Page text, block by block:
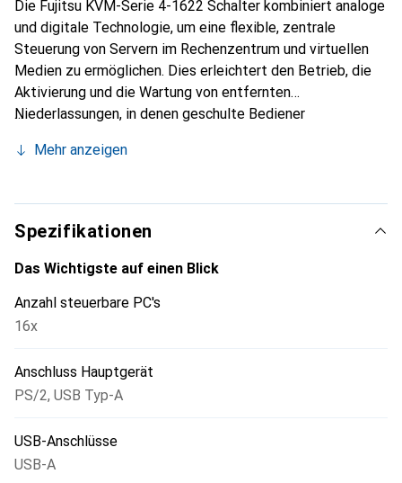
Die Fujitsu KVM-Serie 4-1622 Schalter kombiniert analoge
und digitale Technologie, um eine flexible, zentrale
Steuerung von Servern im Rechenzentrum und virtuellen
Medien zu ermöglichen. Dies erleichtert den Betrieb, die
Aktivierung und die Wartung von entfernten
Niederlassungen, in denen geschulte Bediener
KVM s4 Schalter bieten eine flexible Verwaltung von
jeder Zeit.
Mehr anzeigen
Spezifikationen
Das Wichtigste auf einen Blick
Anzahl steuerbare PC's
16x
Anschluss Hauptgerät
PS/2, USB Typ-A
USB-Anschlüsse
USB-A